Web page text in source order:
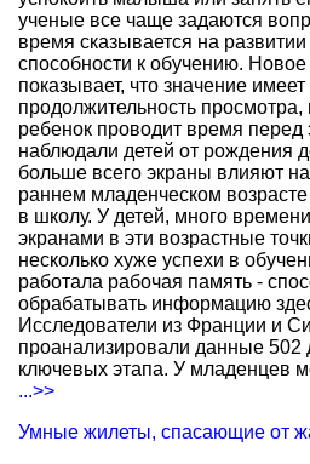
ученые все чаще задаются
время сказывается на
способности к обучению.
показывает, что значение имеет
продолжительность просмотра,
ребенок проводит время
наблюдали детей от рождения
больше всего экраны влияют
раннем младенческом
в школу. У детей, много
экранами в эти возрастные
несколько хуже успехи в
работала рабочая память -
обрабатывать информацию
Исследователи из Франции и
проанализировали данные 502
ключевых этапа. У младенцев
...>>
Умные жилеты, спасающие от